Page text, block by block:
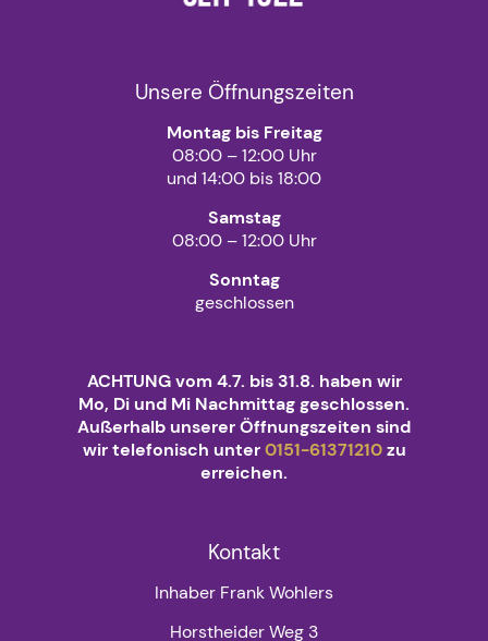
Unsere Öffnungszeiten
Montag bis Freitag
08:00 – 12:00 Uhr
und 14:00 bis 18:00
Samstag
08:00 – 12:00 Uhr
Sonntag
geschlossen
ACHTUNG vom 4.7. bis 31.8. haben wir
Mo, Di und Mi Nachmittag geschlossen.
Außerhalb unserer Öffnungszeiten sind
wir telefonisch unter0151-61371210zu
erreichen.
Kontakt
Inhaber Frank Wohlers
Horstheider Weg 3